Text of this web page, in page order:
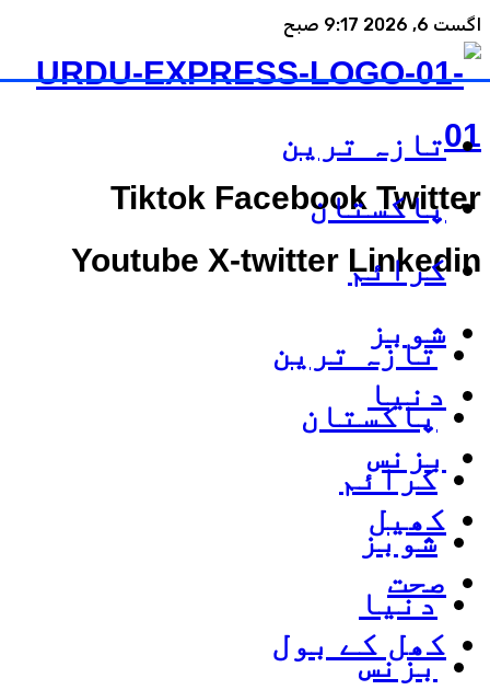
اگست 6, 2026 9:17 صبح
Tiktok Facebook Twitter
Youtube X-twitter Linkedin
تازہ ترین
پاکستان
کرائم
شوبز
دنیا
بزنس
تازہ ترین
پاکستان
کرائم
شوبز
دنیا
بزنس
کھیل
صحت
کھل کے بول